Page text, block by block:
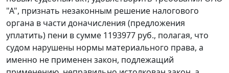
"А", признать незаконным решение налогового
органа в части доначисления (предложения
уплатить) пени в сумме 1193977 руб., полагая, что
судом нарушены нормы материального права, а
именно не применен закон, подлежащий